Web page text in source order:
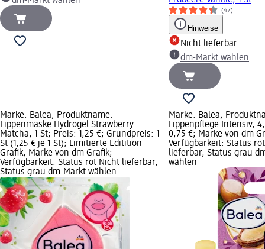
(47)
Hinweise
Nicht lieferbar
dm-Markt wählen
Marke: Balea; Produktname:
Lippenmaske Hydrogel Strawberry
Matcha, 1 St; Preis: 1,25 €; Grundpreis: 1
St (1,25 € je 1 St); Limitierte Editition
Grafik, Marke von dm Grafik;
Verfügbarkeit: Status rot Nicht lieferbar,
Status grau dm-Markt wählen
Marke: Balea;
Lippenpflege Intensiv,
0,75 €; Marke von dm
Verfügbarkeit: Status
lieferbar, Status grau
wählen